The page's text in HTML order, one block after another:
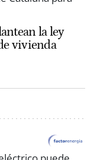
la ley
vivienda